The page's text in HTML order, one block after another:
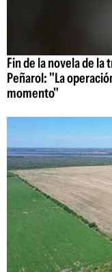
Fin de la novela de la
Peñarol: "La
momento"